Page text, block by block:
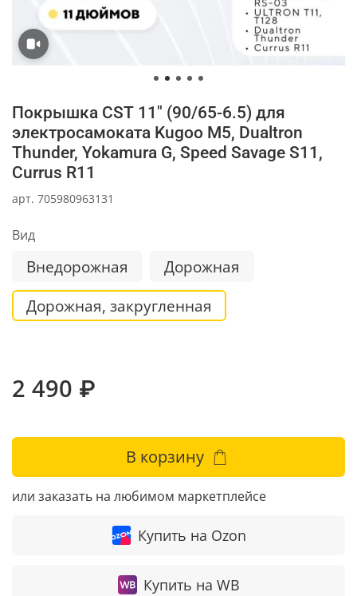
арт. 705980963131
Покрышка CST 11" (90/65-6.5) для
электросамоката Kugoo M5, Dualtron
Thunder, Yokamura G, Speed Savage S11,
Currus R11
Вид
Внедорожная
Дорожная
Дорожная, закругленная
2 490 ₽
В корзину
или заказать на любимом маркетплейсе
Купить на Ozon
Купить на WB